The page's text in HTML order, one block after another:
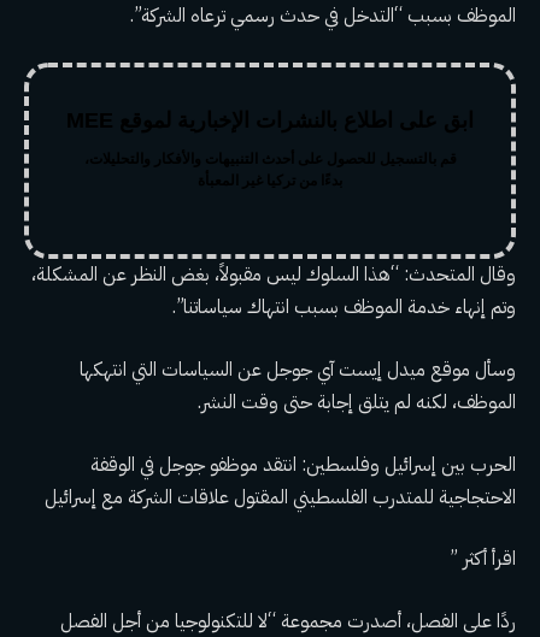
الموظف بسبب “التدخل في حدث رسمي ترعاه الشركة”.
ابق على اطلاع بالنشرات الإخبارية لموقع MEE
قم بالتسجيل للحصول على أحدث التنبيهات والأفكار والتحليلات،
بدءًا من تركيا غير المعبأة
وقال المتحدث: “هذا السلوك ليس مقبولاً، بغض النظر عن المشكلة،
وتم إنهاء خدمة الموظف بسبب انتهاك سياساتنا”.
وسأل موقع ميدل إيست آي جوجل عن السياسات التي انتهكها
الموظف، لكنه لم يتلق إجابة حتى وقت النشر.
الحرب بين إسرائيل وفلسطين: انتقد موظفو جوجل في الوقفة
الاحتجاجية للمتدرب الفلسطيني المقتول علاقات الشركة مع إسرائيل
اقرأ أكثر ”
ردًا على الفصل، أصدرت مجموعة “لا للتكنولوجيا من أجل الفصل